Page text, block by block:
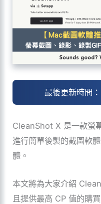
最後更新時間
CleanShot X 是一款螢
進行簡單後製的截圖軟
體。
本文將為大家介紹
且提供最高 CP 值的購